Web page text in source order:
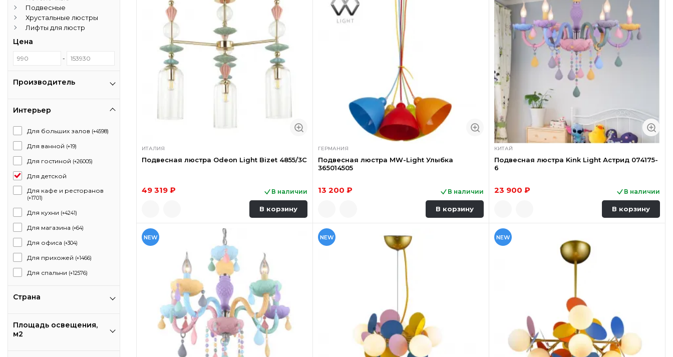
Подвесные
Хрустальные люстры
Лифты для люстр
Цена
-
Производитель
Интерьер
Для больших залов (+4598)
Для ванной (+19)
Для гостиной (+26005)
Для детской
Для кафе и ресторанов
(+1701)
Для кухни (+4241)
Для магазина (+64)
Для офиса (+304)
Для прихожей (+1466)
Для спальни (+12576)
Страна
Площадь освещения,
м2
ИТАЛИЯ
Подвесная люстра Odeon Light Bizet 4855/3C
49 319 ₽ В наличии
В корзину
ГЕРМАНИЯ
Подвесная люстра MW-Light Улыбка
365014505
13 200 ₽ В наличии
В корзину
КИТАЙ
Подвесная люстра Kink Light Астрид 074175-
6
23 900 ₽ В наличии
В корзину
NEW NEW NEW